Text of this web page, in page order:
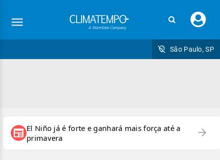
seu
São Paulo, SP
newspaper El Niño já é forte e ganhará mais força até a
primavera
arrow_forward